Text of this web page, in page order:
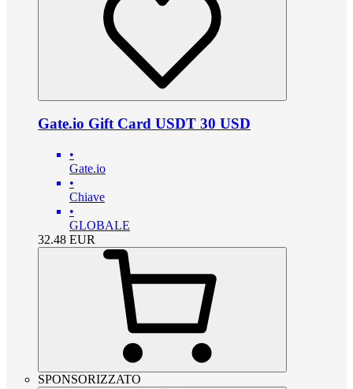
Gate.io Gift Card USDT 30 USD
•
Gate.io
•
Chiave
•
GLOBALE
32.48 EUR
SPONSORIZZATO